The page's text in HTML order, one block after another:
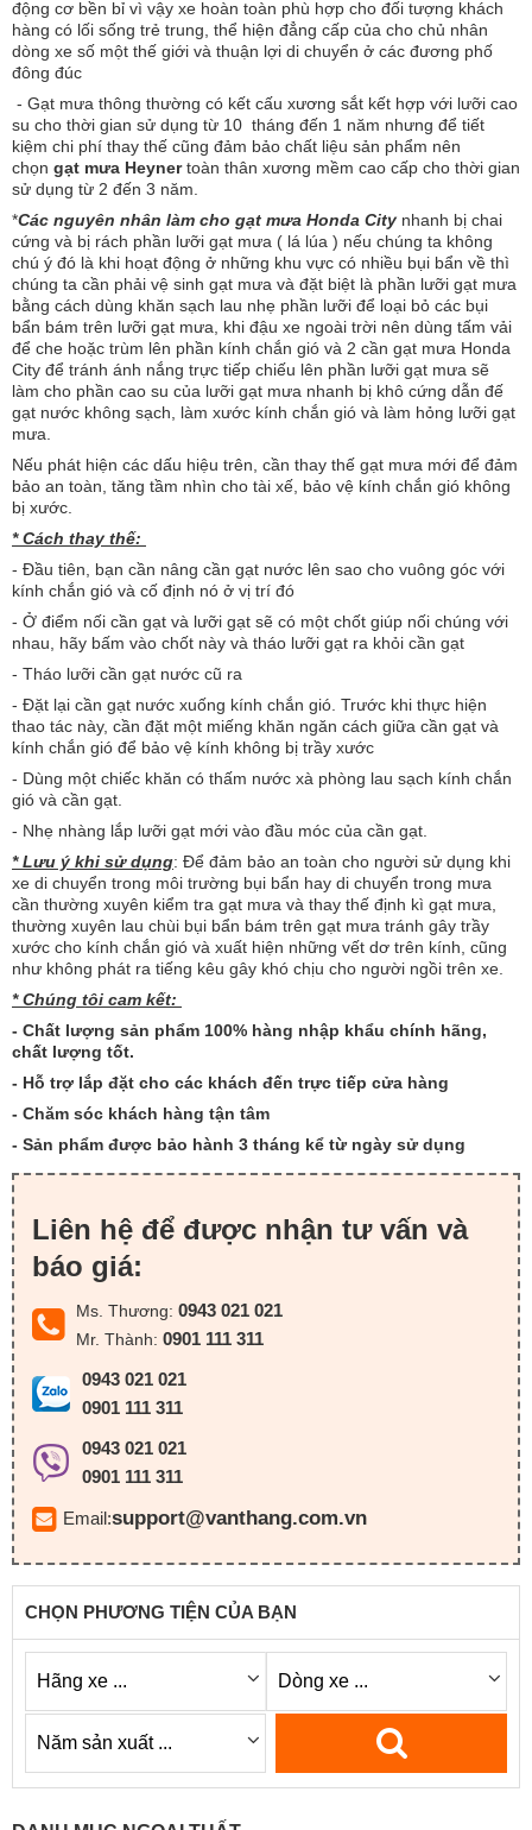
động cơ bền bỉ vì vậy xe hoàn toàn phù hợp cho đối tượng khách
hàng có lối sống trẻ trung, thể hiện đẳng cấp của cho chủ nhân
dòng xe số một thế giới và thuận lợi di chuyển ở các đương phố
đông đúc
- Gạt mưa thông thường có kết cấu xương sắt kết hợp với lưỡi cao
su cho thời gian sử dụng từ 10 tháng đến 1 năm nhưng để tiết
kiệm chi phí thay thế cũng đảm bảo chất liệu sản phẩm nên
chọn gạt mưa Heynertoàn thân xương mềm cao cấp cho thời gian
sử dụng từ 2 đến 3 năm.
*Các nguyên nhân làm cho gạt mưa Honda City nhanh bị chai
cứng và bị rách phần lưỡi gạt mưa ( lá lúa ) nếu chúng ta không
chú ý đó là khi hoạt động ở những khu vực có nhiều bụi bẩn về thì
chúng ta cần phải vệ sinh gạt mưa và đặt biệt là phần lưỡi gạt mưa
bằng cách dùng khăn sạch lau nhẹ phần lưỡi để loại bỏ các bụi
bẩn bám trên lưỡi gạt mưa, khi đậu xe ngoài trời nên dùng tấm vải
để che hoặc trùm lên phần kính chắn gió và 2 cần gạt mưa Honda
City để tránh ánh nắng trực tiếp chiếu lên phần lưỡi gạt mưa sẽ
làm cho phần cao su của lưỡi gạt mưa nhanh bị khô cứng dẫn đế
gạt nước không sạch, làm xước kính chắn gió và làm hỏng lưỡi gạt
mưa.
Nếu phát hiện các dấu hiệu trên, cần thay thế gạt mưa mới để đảm
bảo an toàn, tăng tầm nhìn cho tài xế, bảo vệ kính chắn gió không
bị xước.
* Cách thay thế:
- Đầu tiên, bạn cần nâng cần gạt nước lên sao cho vuông góc với
kính chắn gió và cố định nó ở vị trí đó
- Ở điểm nối cần gạt và lưỡi gạt sẽ có một chốt giúp nối chúng với
nhau, hãy bấm vào chốt này và tháo lưỡi gạt ra khỏi cần gạt
- Tháo lưỡi cần gạt nước cũ ra
- Đặt lại cần gạt nước xuống kính chắn gió. Trước khi thực hiện
thao tác này, cần đặt một miếng khăn ngăn cách giữa cần gạt và
kính chắn gió để bảo vệ kính không bị trầy xước
- Dùng một chiếc khăn có thấm nước xà phòng lau sạch kính chắn
gió và cần gạt.
- Nhẹ nhàng lắp lưỡi gạt mới vào đầu móc của cần gạt.
* Lưu ý khi sử dụng: Để đảm bảo an toàn cho người sử dụng khi
xe di chuyển trong môi trường bụi bẩn hay di chuyển trong mưa
cần thường xuyên kiểm tra gạt mưa và thay thế định kì gạt mưa,
thường xuyên lau chùi bụi bẩn bám trên gạt mưa tránh gây trầy
xước cho kính chắn gió và xuất hiện những vết dơ trên kính, cũng
như không phát ra tiếng kêu gây khó chịu cho người ngồi trên xe.
* Chúng tôi cam kết:
- Chất lượng sản phẩm 100% hàng nhập khẩu chính hãng,
chất lượng tốt.
- Hỗ trợ lắp đặt cho các khách đến trực tiếp cửa hàng
- Chăm sóc khách hàng tận tâm
- Sản phẩm được bảo hành 3 tháng kể từ ngày sử dụng
Liên hệ để được nhận tư vấn và
báo giá:
Ms. Thương: 0943 021 021
Mr. Thành: 0901 111 311
0943 021 021
0901 111 311
0943 021 021
0901 111 311
Email:support@vanthang.com.vn
CHỌN PHƯƠNG TIỆN CỦA BẠN